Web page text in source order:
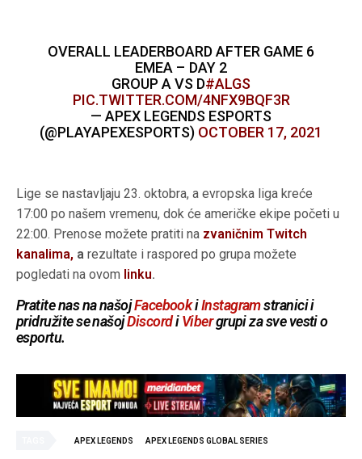
OVERALL LEADERBOARD AFTER GAME 6
EMEA – DAY 2
GROUP A VS D#ALGS
PIC.TWITTER.COM/4NFX9BQF3R
— APEX LEGENDS ESPORTS
(@PLAYAPEXESPORTS) OCTOBER 17, 2021
Lige se nastavljaju 23. oktobra, a evropska liga kreće
17:00 po našem vremenu, dok će američke ekipe početi u
22:00. Prenose možete pratiti na zvaničnim Twitch
kanalima, a rezultate i raspored po grupa možete
pogledati na ovom linku.
Pratite nas na našojFacebookiInstagramstranici i
pridružite se našojDiscordiVibergrupi za sve vesti o
esportu.
APEX LEGENDS APEX LEGENDS GLOBAL SERIES